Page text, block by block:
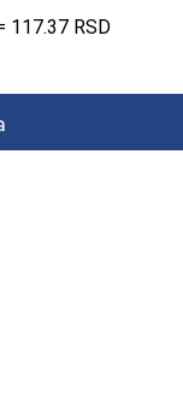
117.37 RSD